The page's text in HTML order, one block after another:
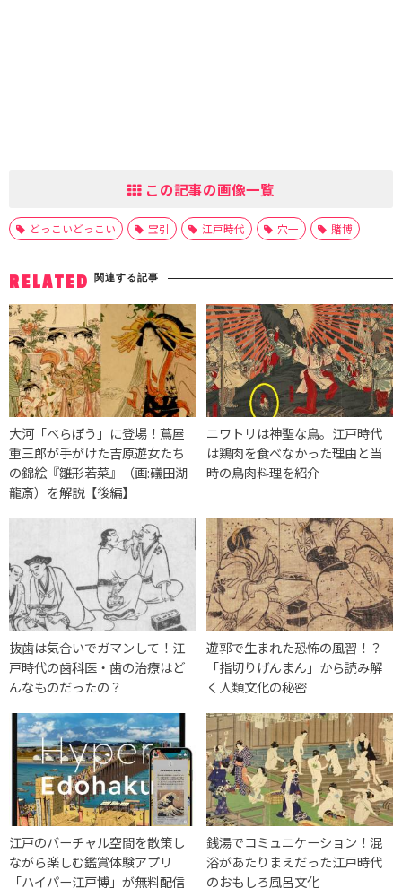
この記事の画像一覧
どっこいどっこい 宝引 江戸時代 穴一 賭博
RELATED 関連する記事
大河「べらぼう」に登場！蔦屋
重三郎が手がけた吉原遊女たち
の錦絵『雛形若菜』（画:礒田湖
龍斎）を解説【後編】
ニワトリは神聖な鳥。江戸時代
は鶏肉を食べなかった理由と当
時の鳥肉料理を紹介
抜歯は気合いでガマンして！江
戸時代の歯科医・歯の治療はど
んなものだったの？
遊郭で生まれた恐怖の風習！？
「指切りげんまん」から読み解
く人類文化の秘密
江戸のバーチャル空間を散策し
ながら楽しむ鑑賞体験アプリ
「ハイパー江戸博」が無料配信
銭湯でコミュニケーション！混
浴があたりまえだった江戸時代
のおもしろ風呂文化